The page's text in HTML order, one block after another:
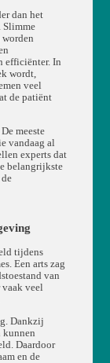
dan het
Slimme
worden
efficiënter. In
wordt,
veel
de patiënt
meeste
vandaag al
experts dat
belangrijkste
tijdens
Een arts zag
van
vaak veel
Dankzij
kunnen
Daardoor
en de